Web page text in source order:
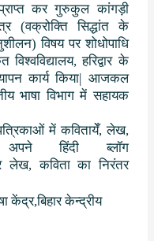
प्राप्त कर गुरुकुल कांगड़ी
(वक्रोक्ति सिद्धांत के
विषय पर शोधोपाधि
,हरिद्वार के
कार्य किया| आजकल
भाषा विभाग में सहायक
में कवितायेँ,लेख,
अपने हिंदी ब्लॉग
लेख,कविता का निरंतर
केंद्र,बिहार केन्द्रीय